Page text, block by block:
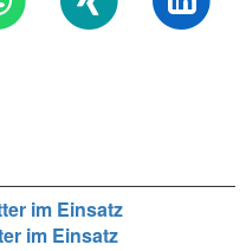
im Einsatz
im Einsatz